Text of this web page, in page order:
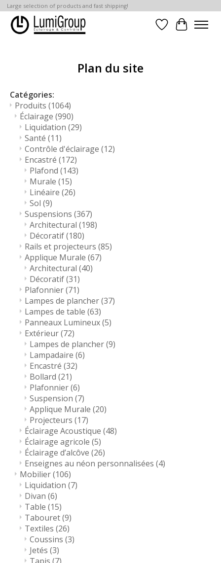
Large selection of products and fast shipping!
Liste dePanier
Plan du site
Catégories:
Produits (1064)
Éclairage (990)
Liquidation (29)
Santé (11)
Contrôle d'éclairage (12)
Encastré (172)
Plafond (143)
Murale (15)
Linéaire (26)
Sol (9)
Suspensions (367)
Architectural (198)
Décoratif(180)
Rails et projecteurs (85)
Applique Murale (67)
Architectural (40)
Décoratif(31)
Plafonnier(71)
Lampes de plancher(37)
Lampes de table (63)
Panneaux Lumineux(5)
Extérieur(72)
Lampes de plancher(9)
Lampadaire (6)
Encastré (32)
Bollard (21)
Plafonnier(6)
Suspension (7)
Applique Murale (20)
Projecteurs (17)
Éclairage Acoustique (48)
Éclairage agricole (5)
Éclairage d’alcôve (26)
Enseignes au néon personnalisées (4)
Mobilier(106)
Liquidation (7)
Divan (6)
Table (15)
Tabouret(9)
Textiles (26)
Coussins (3)
Jetés (3)